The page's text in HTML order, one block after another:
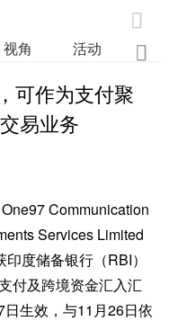

视角 活动 业

可作为支付聚
易业务
Communication
Services Limited
度储备银行（RBI）
付及跨境资金汇入汇
生效，与11月26日依